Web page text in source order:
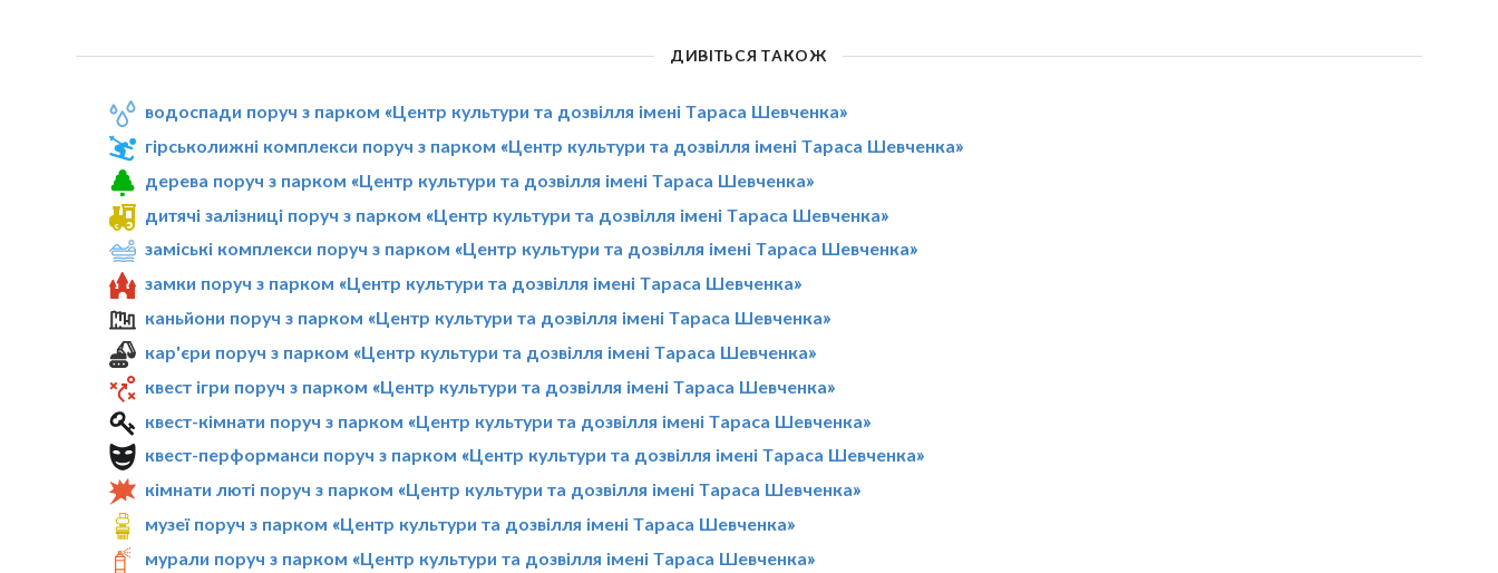
ДИВІТЬСЯ ТАКОЖ
водоспади поруч з парком «Центр культури та дозвілля імені Тараса Шевченка»
гірськолижні комплекси поруч з парком «Центр культури та дозвілля імені Тараса Шевченка»
дерева поруч з парком «Центр культури та дозвілля імені Тараса Шевченка»
дитячі залізниці поруч з парком «Центр культури та дозвілля імені Тараса Шевченка»
заміські комплекси поруч з парком «Центр культури та дозвілля імені Тараса Шевченка»
замки поруч з парком «Центр культури та дозвілля імені Тараса Шевченка»
каньйони поруч з парком «Центр культури та дозвілля імені Тараса Шевченка»
кар'єри поруч з парком «Центр культури та дозвілля імені Тараса Шевченка»
квест ігри поруч з парком «Центр культури та дозвілля імені Тараса Шевченка»
квест-кімнати поруч з парком «Центр культури та дозвілля імені Тараса Шевченка»
квест-перформанси поруч з парком «Центр культури та дозвілля імені Тараса Шевченка»
кімнати люті поруч з парком «Центр культури та дозвілля імені Тараса Шевченка»
музеї поруч з парком «Центр культури та дозвілля імені Тараса Шевченка»
мурали поруч з парком «Центр культури та дозвілля імені Тараса Шевченка»